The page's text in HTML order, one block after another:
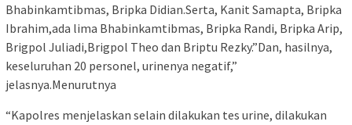
Bhabinkamtibmas, Bripka Didian.Serta, Kanit Samapta, Bripka
Ibrahim,ada lima Bhabinkamtibmas, Bripka Randi, Bripka Arip,
Brigpol Juliadi,Brigpol Theo dan Briptu Rezky.”Dan, hasilnya,
keseluruhan 20 personel, urinenya negatif,”
jelasnya.Menurutnya
“Kapolres menjelaskan selain dilakukan tes urine, dilakukan